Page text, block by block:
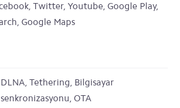
Twitter, Youtube, Google Play,
Google Maps
DLNA, Tethering, Bilgisayar
senkronizasyonu, OTA